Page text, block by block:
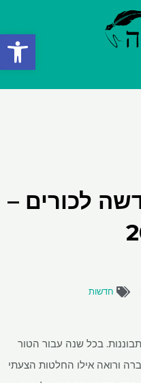
פתח
לכורים –
חדשות
בכל שנה עבור הטור
ורואה אילו החלטות הצעתי